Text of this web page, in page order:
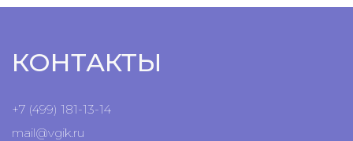
КОНТАКТЫ
+7 (499) 181-13-14
mail@vgik.ru